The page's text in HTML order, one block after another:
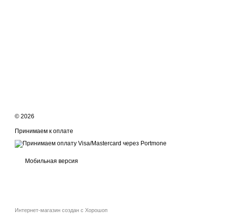
© 2026
Принимаем к оплате
Мобильная версия
Интернет-магазин создан с Хорошоп